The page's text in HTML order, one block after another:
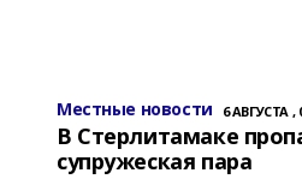
Местные новости 6 АВГУСТА ,
В Стерлитамаке
супружеская пара